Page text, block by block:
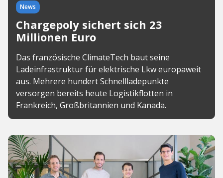
News
Chargepoly sichert sich 23
Millionen Euro
Das französische ClimateTech baut seine
Ladeinfrastruktur für elektrische Lkw europaweit
aus. Mehrere hundert Schnellladepunkte
versorgen bereits heute Logistikflotten in
Frankreich, Großbritannien und Kanada.